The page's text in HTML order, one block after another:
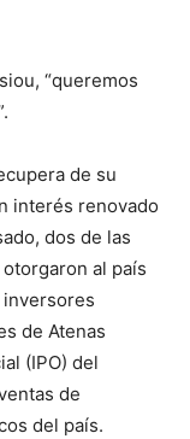
“queremos
de su
interés renovado
dos de las
al país
de Atenas
(IPO) del
de
del país.